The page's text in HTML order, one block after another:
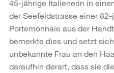
45-jährige Italienerin in
der Seefeldstrasse einer
Portemonnaie aus der
bemerkte dies und setzt
unbekannte Frau an den
daraufhin derart, dass sie